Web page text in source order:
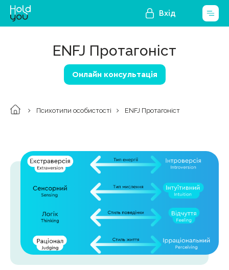
Вхід
ENFJ Протагоніст
Онлайн консультація
Психотипи особистості ENFJ Протагоніст